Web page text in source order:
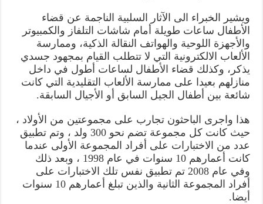
ويشير الخبراء الى الآثار السلبية الناجمة عن قضاء
الأطفال ساعات طويلة أمام شاشات التلفاز والكمبيوتر
والأجهزة اللوحية والهواتف النقالة الذكية، وممارسة
الألعاب الالكترونية التي لا تتطلب القيام بمجهود جسدي
يذكر، وكذلك قضاء الأطفال لساعات أطول في داخل
منازلهم بعيدا على ممارسة الألعاب التقليدية التي كانت
شائعة بين أطفال الجيل السابق أو الأجيال السابقة.
هذا واجرى الباحثون تجارب على مجموعتين من الأولاد ،
حيث كانت كل مجموعة تضم نحو 300 ولد ، وتم تطبيق
عدد من الاختبارات على أفراد المجموعة الأولى عندما
كانت أعمارهم 10 سنوات في عام 1998 ، وبعد ذلك
وفي عام 2008 تم تطبيق نفس تلك الاختبارات على
أفراد المجموعة الثانية والذين تبلغ أعمارهم 10 سنوات
أيضا.